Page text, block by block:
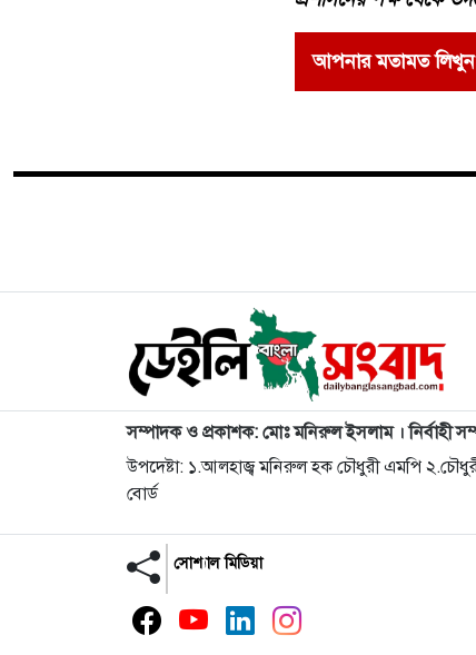
আপনার মতামত লিখুন
সম্পাদক ও প্রকাশক: মোঃ মনিরুল ইসলাম । নির্বাহী
উপদেষ্টা: ১.আলহাজ্ব মনিরুল হক চৌধুরী এমপি
বোর্ড
সোশ্যাল মিডিয়া